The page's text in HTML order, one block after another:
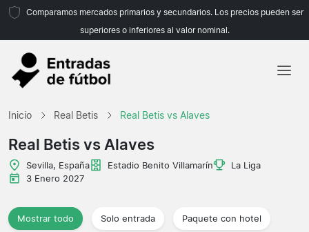
Comparamos mercados primarios y secundarios. Los precios pueden ser
superiores o inferiores al valor nominal.
Inicio Real Betis Real Betis vs Alaves
Real Betis vs Alaves
Sevilla, España Estadio Benito Villamarín
La Liga
3 Enero 2027
Mostrar todo Solo entrada Paquete con hotel